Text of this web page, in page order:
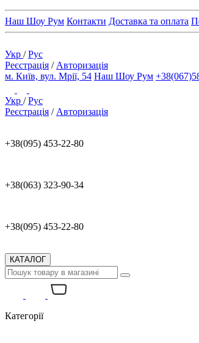
Наш Шоу Рум Контакти Доставка та оплата
Укр /Рус
Реєстрація / Авторизація
м. Київ, вул. Мрії, 54 Наш Шоу Рум
Укр /Рус
Реєстрація / Авторизація
+38(095) 453-22-80
+38(063) 323-90-34
+38(095) 453-22-80
КАТАЛОГ
Категорії